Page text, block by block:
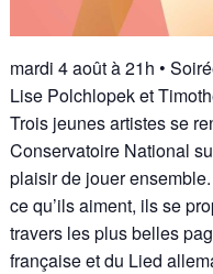
mardi 4 août à 21h •
Lise Polchlopek et
Trois jeunes artistes se
Conservatoire National
plaisir de jouer
ce qu’ils aiment, ils se
travers les plus belles
française et du Lied